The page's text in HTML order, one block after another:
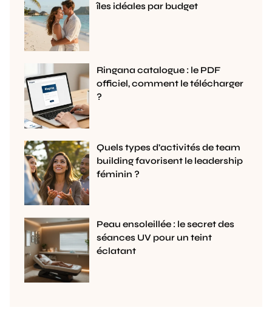
îles idéales par budget
Ringana catalogue : le PDF
officiel, comment le télécharger
?
Quels types d’activités de team
building favorisent le leadership
féminin ?
Peau ensoleillée : le secret des
séances UV pour un teint
éclatant